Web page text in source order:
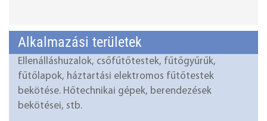
Alkalmazási területek
Ellenálláshuzalok, csőfűtőtestek, fűtőgyűrűk,
fűtőlapok, háztartási elektromos fűtőtestek
bekötése. Hőtechnikai gépek, berendezések
bekötései, stb.